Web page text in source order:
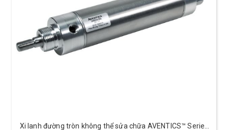
Xi lanh đường tròn không thể sửa chữa AVENTICS™ Series